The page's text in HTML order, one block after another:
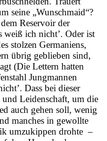
seine „Wunschmaid“?
Reservoir der
weiß ich nicht’. Oder ist
stolzen Germaniens,
übrig geblieben sind,
(Die Lettern hatten
Jungmannen
Dass bei dieser
Leidenschaft, um die
auch gehen soll, wenig
manches in gewollte
umzukippen drohte –